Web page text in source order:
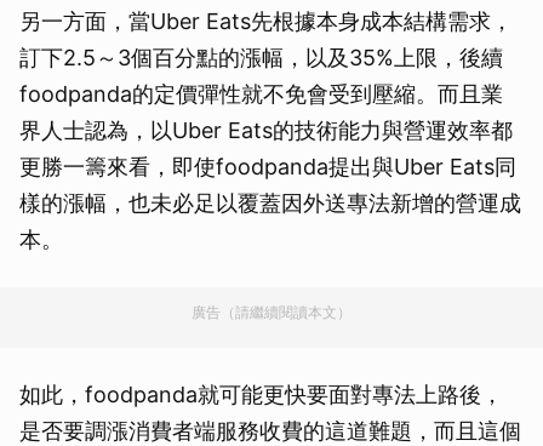
另一方面，當Uber Eats先根據本身成本結構需求，
訂下2.5～3個百分點的漲幅，以及35%上限，後續
foodpanda的定價彈性就不免會受到壓縮。而且業
界人士認為，以Uber Eats的技術能力與營運效率都
更勝一籌來看，即使foodpanda提出與Uber Eats同
樣的漲幅，也未必足以覆蓋因外送專法新增的營運成
本。
廣告（請繼續閱讀本文）
如此，foodpanda就可能更快要面對專法上路後，
是否要調漲消費者端服務收費的這道難題，而且這個